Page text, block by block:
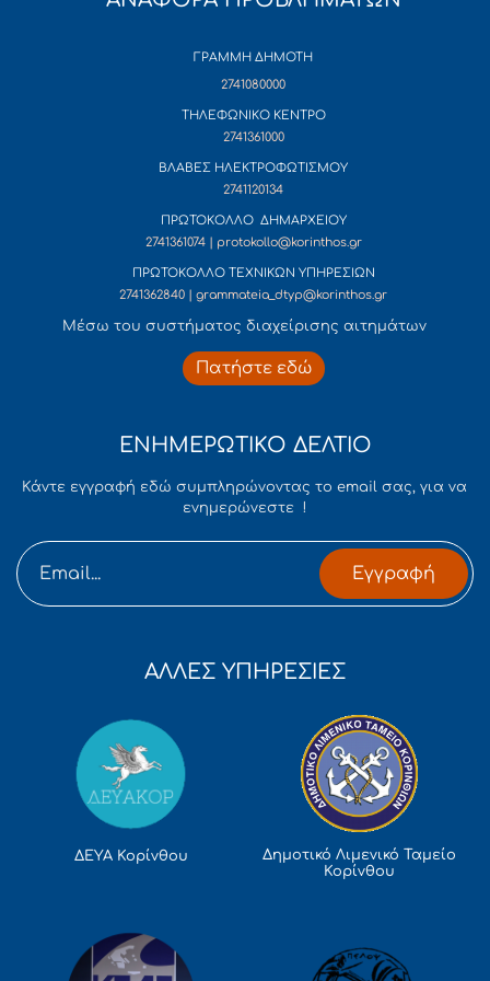
ΓΡΑΜΜΗ ΔΗΜΟΤΗ
2741080000
ΤΗΛΕΦΩΝΙΚΟ ΚΕΝΤΡΟ
2741361000
ΒΛΑΒΕΣ ΗΛΕΚΤΡΟΦΩΤΙΣΜΟΥ
2741120134
ΠΡΩΤΟΚΟΛΛΟ ΔΗΜΑΡΧΕΙΟΥ
2741361074 | protokollo@korinthos.gr
ΠΡΩΤΟΚΟΛΛΟ ΤΕΧΝΙΚΩΝ ΥΠΗΡΕΣΙΩΝ
2741362840 | grammateia_dtyp@korinthos.gr
Mέσω του συστήματος διαχείρισης αιτημάτων
Πατήστε εδώ
ΕΝΗΜΕΡΩΤΙΚΟ ΔΕΛΤΙΟ
Κάντε εγγραφή εδώ συμπληρώνοντας το email σας, για να
ενημερώνεστε !
Εγγραφή
ΑΛΛΕΣ ΥΠΗΡΕΣΙΕΣ
ΔΕΥΑ Κορίνθου
Δημοτικό Λιμενικό Ταμείο
Κορίνθου